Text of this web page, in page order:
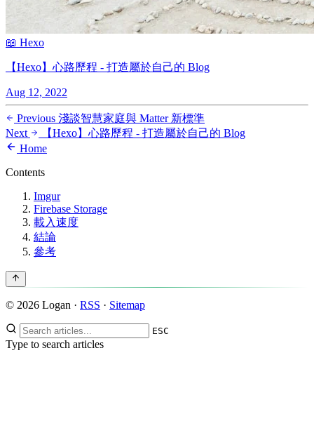
📖 Hexo
【Hexo】心路歷程 - 打造屬於自己的 Blog
Aug 12, 2022
Previous 淺談智慧家庭與 Matter 新標準
Next
【Hexo】心路歷程 - 打造屬於自己的 Blog
Home
Contents
Imgur
Firebase Storage
載入速度
結論
參考
© 2026 Logan · RSS · Sitemap
ESC
Type to search articles